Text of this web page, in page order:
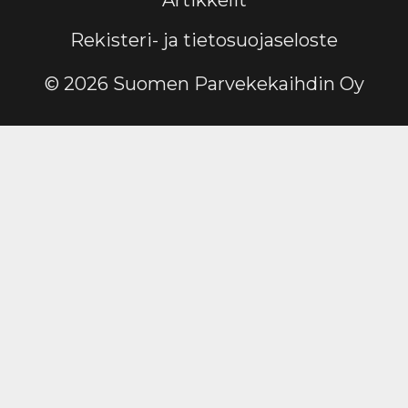
Rekisteri- ja tietosuojaseloste
© 2026 Suomen Parvekekaihdin Oy